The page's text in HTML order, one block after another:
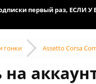
первый раз, ЕСЛИ
гонки Assetto Corsa
на